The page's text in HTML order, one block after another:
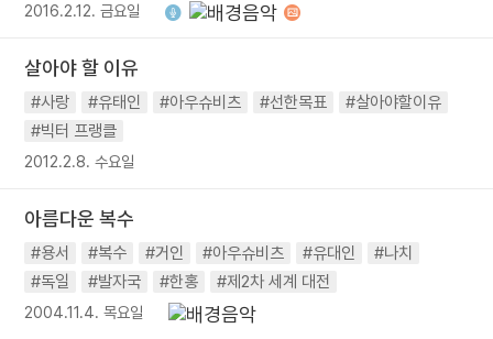
2016.2.12. 금요일
살아야 할 이유
#사랑 #유태인 #아우슈비츠 #선한목표
#살아야할이유
#빅터 프랭클
2012.2.8. 수요일
아름다운 복수
#용서 #복수 #거인 #아우슈비츠 #유대인
#나치
#독일
#발자국 #한홍 #제2차 세계 대전
2004.11.4. 목요일